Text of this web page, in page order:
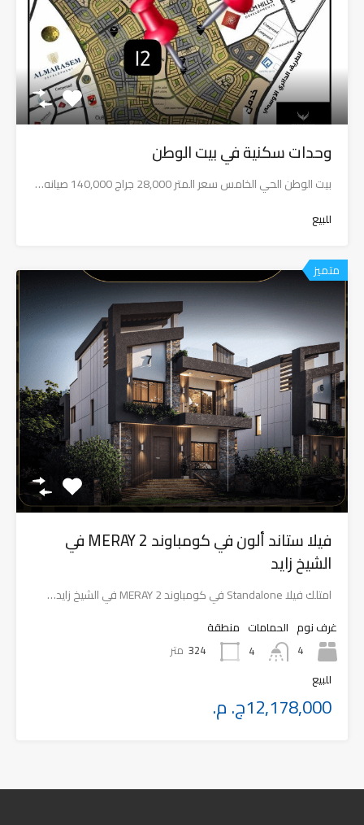
وحدات سكنية في بيت الوطن
بيت الوطن الحي الخامس سعر المتر 28,000 جراج 140,000 صيانه…
للبيع
متميز
فيلا ستاند ألون في كومباوند MERAY 2 في
الشيخ زايد
امتلك فيلا Standalone في كومباوند MERAY 2 في الشيخ زايد…
غرف نوم
4
الحمامات
4
منطقة
324 متر
للبيع
12,178,000ج. م.